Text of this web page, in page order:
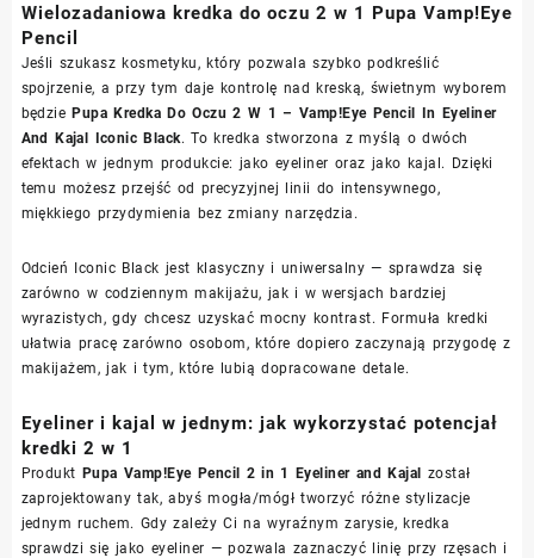
Wielozadaniowa kredka do oczu 2 w 1 Pupa Vamp!Eye
Pencil
Jeśli szukasz kosmetyku, który pozwala szybko podkreślić
spojrzenie, a przy tym daje kontrolę nad kreską, świetnym wyborem
będziePupa Kredka Do Oczu 2 W 1 – Vamp!Eye Pencil In Eyeliner
And Kajal Iconic Black. To kredka stworzona z myślą o dwóch
efektach w jednym produkcie: jako eyeliner oraz jako kajal. Dzięki
temu możesz przejść od precyzyjnej linii do intensywnego,
miękkiego przydymienia bez zmiany narzędzia.
Odcień Iconic Black jest klasyczny i uniwersalny — sprawdza się
zarówno w codziennym makijażu, jak i w wersjach bardziej
wyrazistych, gdy chcesz uzyskać mocny kontrast. Formuła kredki
ułatwia pracę zarówno osobom, które dopiero zaczynają przygodę z
makijażem, jak i tym, które lubią dopracowane detale.
Eyeliner i kajal w jednym: jak wykorzystać potencjał
kredki 2 w 1
Produkt Pupa Vamp!Eye Pencil 2 in 1 Eyeliner and Kajal został
zaprojektowany tak, abyś mogła/mógł tworzyć różne stylizacje
jednym ruchem. Gdy zależy Ci na wyraźnym zarysie, kredka
sprawdzi się jako eyeliner — pozwala zaznaczyć linię przy rzęsach i